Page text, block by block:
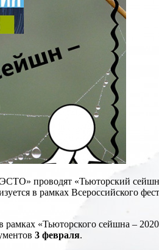
проводят «Тьюторский сейшн»,
в рамках Всероссийского
«Тьюторского сейшна –
3 февраля.